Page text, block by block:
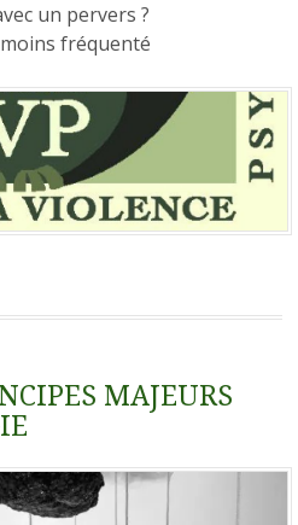
un pervers ?
fréquenté
MAJEURS